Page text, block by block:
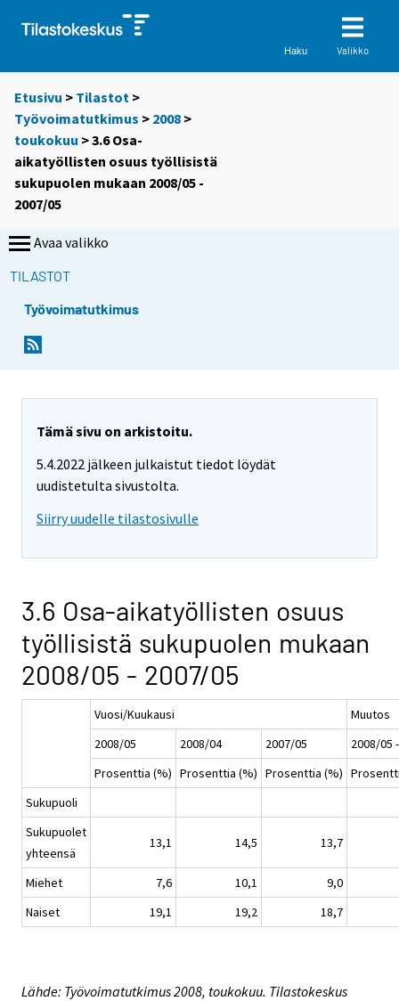
Haku Valikko
Etusivu > Tilastot >
Työvoimatutkimus > 2008 >
toukokuu > 3.6 Osa-
aikatyöllisten osuus työllisistä
sukupuolen mukaan 2008/05 -
2007/05
Avaa valikko
TILASTOT
Työvoimatutkimus
Tämä sivu on arkistoitu.
5.4.2022 jälkeen julkaistut tiedot löydät
uudistetulta sivustolta.
Siirry uudelle tilastosivulle
3.6 Osa-aikatyöllisten osuus
työllisistä sukupuolen mukaan
2008/05 - 2007/05
Vuosi/Kuukausi
Muutos
2008/05
2008/04 2007/05
2008/05
Prosenttia (%) Prosenttia (%) Prosenttia (%)
Sukupuoli
Sukupuolet
yhteensä
13,1 14,5 13,7
Miehet 7,6 10,1
9,0
Naiset
19,1 19,2 18,7
Lähde: Työvoimatutkimus 2008, toukokuu. Tilastokeskus